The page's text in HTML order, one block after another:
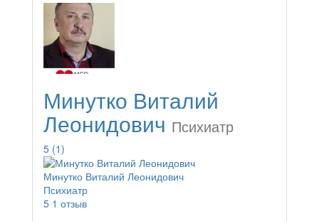
Минутко Виталий
Леонидович Психиатр
5 (1)
Минутко Виталий Леонидович
Психиатр
5 1 отзыв